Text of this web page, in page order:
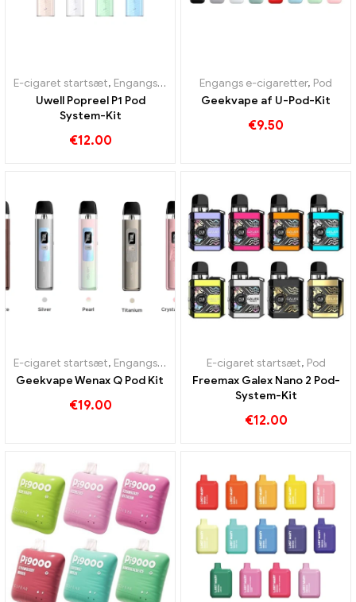
E-cigaret startsæt, Engangs e-cigaret med nikotin ,Engangs e-
Uwell Popreel P1 Pod
System-Kit
€12.00
Engangs e-cigaretter, Pod
Geekvape af U-Pod-Kit
€9.50
E-cigaret startsæt, Engangs e-cigaretter ,Pod
Geekvape Wenax Q Pod Kit
€19.00
E-cigaret startsæt, Pod
Freemax Galex Nano 2 Pod-
System-Kit
€12.00